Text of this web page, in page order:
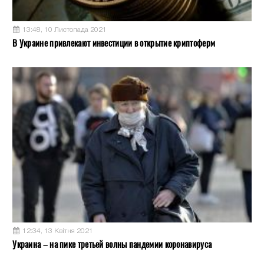
13:48, 10 Листопада 2021
В Украине привлекают инвестиции в открытие криптоферм
12:34, 13 Квітня 2021
Украина – на пике третьей волны пандемии коронавируса